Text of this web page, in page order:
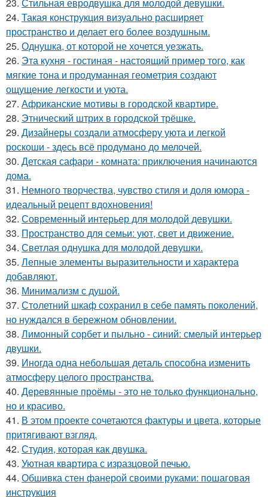
24. Такая конструкция визуально расширяет
пространство и делает его более воздушным.
25. Однушка, от которой не хочется уезжать.
26. Эта кухня - гостиная - настоящий пример того, как
мягкие тона и продуманная геометрия создают
ощущение легкости и уюта.
27. Африканские мотивы в городской квартире.
28. Этнический штрих в городской трёшке.
29. Дизайнеры создали атмосферу уюта и легкой
роскоши - здесь всё продумано до мелочей.
30. Детская сафари - комната: приключения начинаются
дома.
31. Немного творчества, чувство стиля и доля юмора -
идеальный рецепт вдохновения!
32. Современный интерьер для молодой девушки.
33. Пространство для семьи: уют, свет и движение.
34. Светлая однушка для молодой девушки.
35. Лепные элементы выразительности и характера
добавляют.
36. Минимализм с душой.
37. Столетний шкаф сохранил в себе память поколений,
но нуждался в бережном обновлении.
38. Лимонный сорбет и пыльно - синий: смелый интерьер
двушки.
39. Иногда одна небольшая деталь способна изменить
атмосферу целого пространства.
40. Деревянные проёмы - это не только функционально,
но и красиво.
41. В этом проекте сочетаются фактуры и цвета, которые
притягивают взгляд.
42. Студия, которая как двушка.
43. Уютная квартира с изразцовой печью.
44. Обшивка стен фанерой своими руками: пошаговая
инструкция